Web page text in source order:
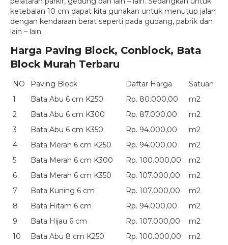
ketebalan 10 cm dapat kita gunakan untuk menutup jalan
dengan kendaraan berat seperti pada gudang, pabrik dan
lain – lain.
Harga Paving Block, Conblock, Bata
Block Murah Terbaru
NO Paving Block Daftar Harga
Satuan
1
Bata Abu 6 cm K250 Rp. 80.000,00
m2
2
Bata Abu 6 cm K300 Rp. 87.000,00
m2
3
Bata Abu 6 cm K350 Rp. 94.000,00
m2
4
Bata Merah 6 cm K250 Rp. 94.000,00
m2
5
Bata Merah 6 cm K300 Rp. 100.000,00
m2
6
Bata Merah 6 cm K350 Rp. 107.000,00
m2
7
Bata Kuning 6 cm Rp. 107.000,00
m2
8
Bata Hitam 6 cm Rp. 94.000,00
m2
9
Bata Hijau 6 cm Rp. 107.000,00
m2
10
Bata Abu 8 cm K250 Rp. 100.000,00
m2